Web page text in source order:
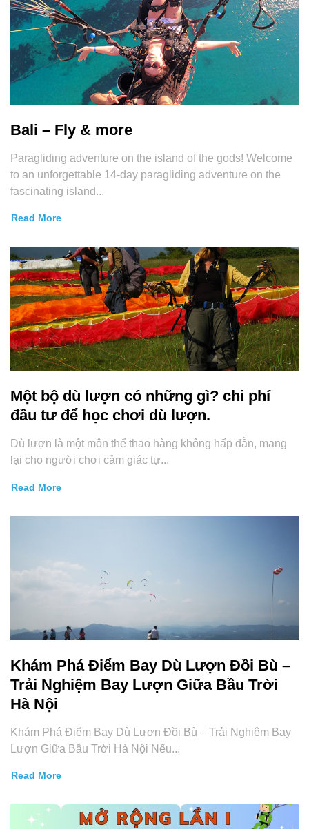
Bali – Fly & more
Paragliding adventure on the island of the gods! Welcome
to an unforgettable 14-day paragliding adventure on the
fascinating island...
Read More
Một bộ dù lượn có những gì? chi phí
đầu tư để học chơi dù lượn.
Dù lượn là một môn thể thao hàng không hấp dẫn, mang
lại cho người chơi cảm giác tự...
Read More
Khám Phá Điểm Bay Dù Lượn Đồi Bù –
Trải Nghiệm Bay Lượn Giữa Bầu Trời
Hà Nội
Khám Phá Điểm Bay Dù Lượn Đồi Bù – Trải Nghiệm Bay
Lượn Giữa Bầu Trời Hà Nội Nếu...
Read More